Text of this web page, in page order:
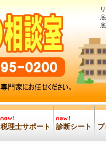
税理士サポート 診断シート